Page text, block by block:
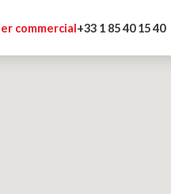
commercial+33 1 85 40 15 40